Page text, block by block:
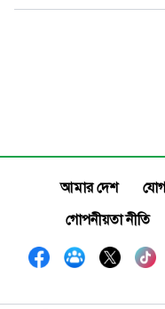
আমার দেশ
গোপনীয়তা নীতি